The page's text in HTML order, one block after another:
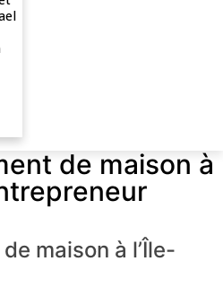
de maison à
maison à l’Île-